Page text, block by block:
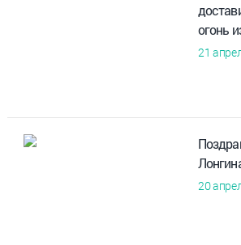
огонь
21
20